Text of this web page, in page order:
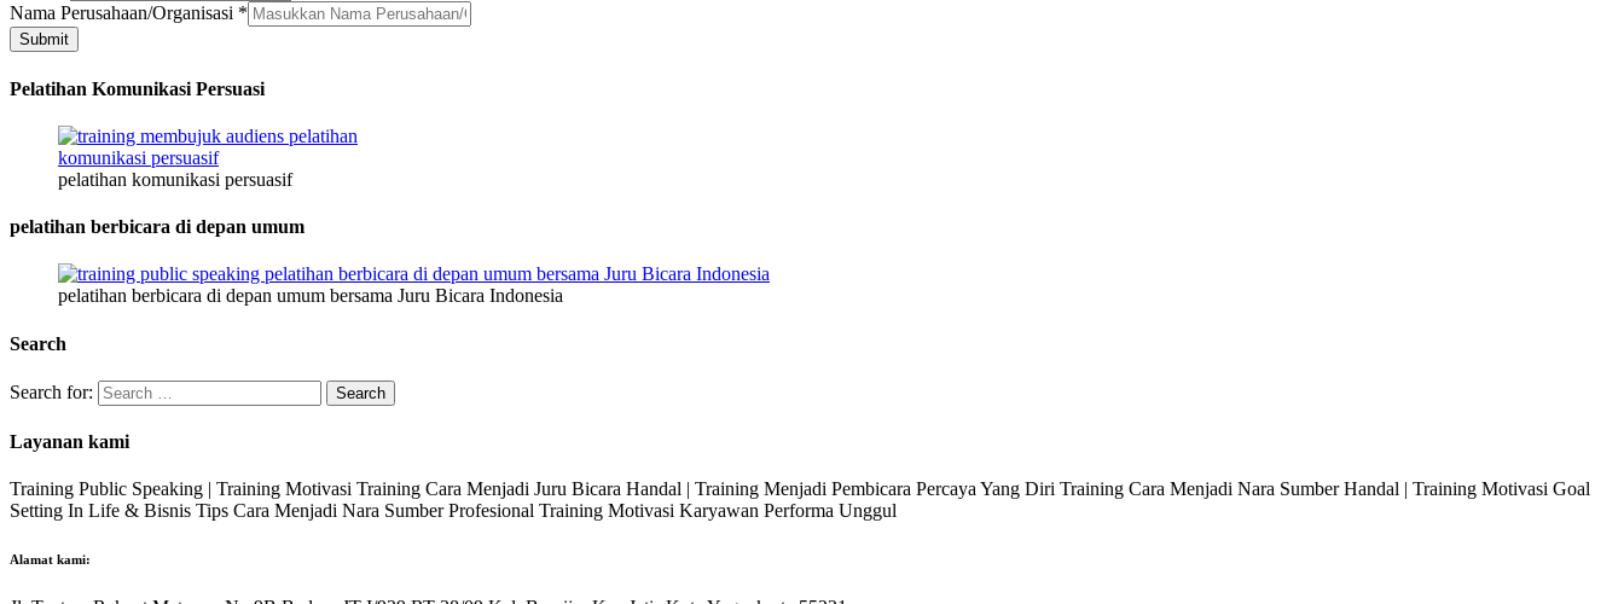
Nama Perusahaan/Organisasi *
Submit
Pelatihan Komunikasi Persuasi
pelatihan komunikasi persuasif
pelatihan berbicara di depan umum
pelatihan berbicara di depan umum bersama Juru Bicara Indonesia
Search
Search for:
Layanan kami
Training Public Speaking | Training Motivasi Training Cara Menjadi Juru Bicara Handal | Training Menjadi Pembicara Percaya Yang Diri Training Cara Menjadi Nara Sumber Handal | Training Motivasi Goal
Setting In Life & Bisnis Tips Cara Menjadi Nara Sumber Profesional Training Motivasi Karyawan Performa Unggul
Alamat kami: